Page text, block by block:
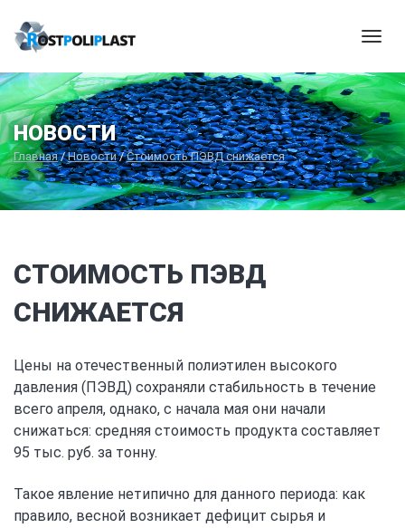
НОВОСТИ
Главная/Новости/Стоимость ПЭВД снижается
СТОИМОСТЬ ПЭВД
СНИЖАЕТСЯ
Цены на отечественный полиэтилен высокого
давления (ПЭВД) сохраняли стабильность в течение
всего апреля, однако, с начала мая они начали
снижаться: средняя стоимость продукта составляет
95 тыс. руб. за тонну.
Такое явление нетипично для данного периода: как
правило, весной возникает дефицит сырья и